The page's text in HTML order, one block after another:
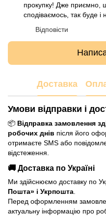
прокупку! Дже приємно,
сподіваємось, так буде і
Відповісти
Доставка
Умови відправки і
📦 Відправка замовлення
робочих днів після його
отримаєте SMS або
відстеження.
🚚 Доставка по Україні
Ми здійснюємо доставку по
Пошта» і Укрпошта
Перед оформленням
актуальну інформацію про